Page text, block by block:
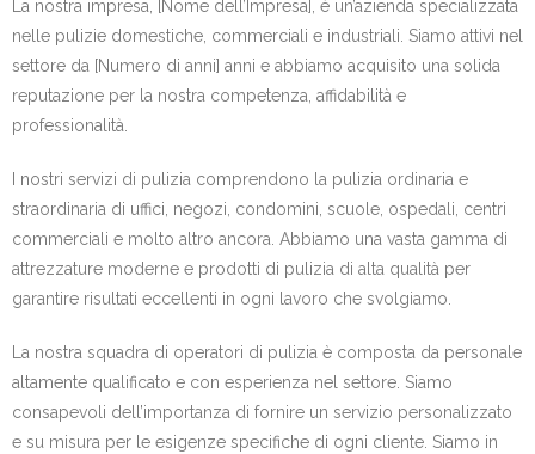
La nostra impresa, [Nome dell’Impresa], è un’azienda specializzata
nelle pulizie domestiche, commerciali e industriali. Siamo attivi nel
settore da [Numero di anni] anni e abbiamo acquisito una solida
reputazione per la nostra competenza, affidabilità e
professionalità.
I nostri servizi di pulizia comprendono la pulizia ordinaria e
straordinaria di uffici, negozi, condomini, scuole, ospedali, centri
commerciali e molto altro ancora. Abbiamo una vasta gamma di
attrezzature moderne e prodotti di pulizia di alta qualità per
garantire risultati eccellenti in ogni lavoro che svolgiamo.
La nostra squadra di operatori di pulizia è composta da personale
altamente qualificato e con esperienza nel settore. Siamo
consapevoli dell’importanza di fornire un servizio personalizzato
e su misura per le esigenze specifiche di ogni cliente. Siamo in